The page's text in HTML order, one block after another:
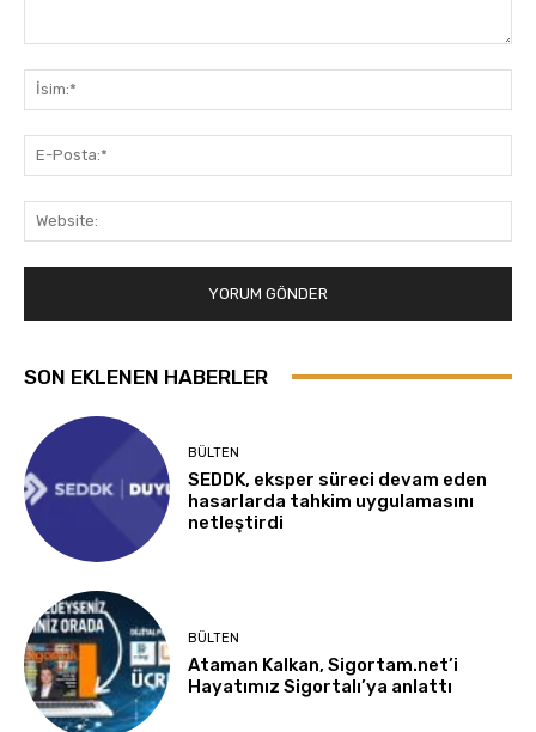
SON EKLENEN HABERLER
BÜLTEN
SEDDK, eksper süreci devam eden
hasarlarda tahkim uygulamasını
netleştirdi
BÜLTEN
Ataman Kalkan, Sigortam.net’i
Hayatımız Sigortalı’ya anlattı